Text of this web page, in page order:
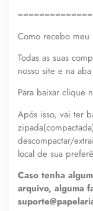
Como recebo
Todas as suas
nosso site e na
Para baixar clique
Após isso, vai ter
descompactar/
local de sua
Caso tenha
arquivo, alguma